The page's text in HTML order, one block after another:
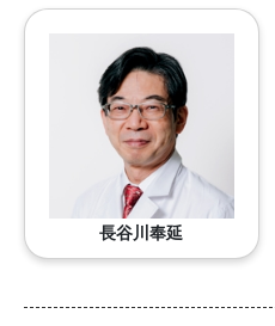
長谷川奉延